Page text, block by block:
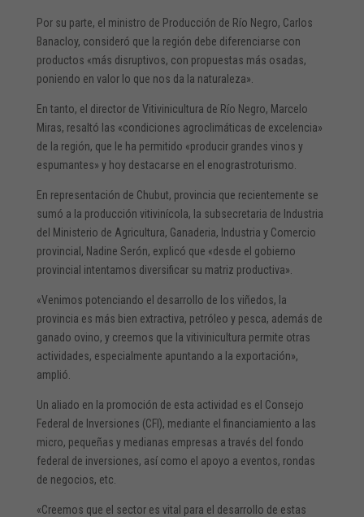
Por su parte, el ministro de Producción de Río Negro, Carlos
Banacloy, consideró que la región debe diferenciarse con
productos «más disruptivos, con propuestas más osadas,
poniendo en valor lo que nos da la naturaleza».
En tanto, el director de Vitivinicultura de Río Negro, Marcelo
Miras, resaltó las «condiciones agroclimáticas de excelencia»
de la región, que le ha permitido «producir grandes vinos y
espumantes» y hoy destacarse en el enograstroturismo.
En representación de Chubut, provincia que recientemente se
sumó a la producción vitivinícola, la subsecretaria de Industria
del Ministerio de Agricultura, Ganaderia, Industria y Comercio
provincial, Nadine Serón, explicó que «desde el gobierno
provincial intentamos diversificar su matriz productiva».
«Venimos potenciando el desarrollo de los viñedos, la
provincia es más bien extractiva, petróleo y pesca, además de
ganado ovino, y creemos que la vitivinicultura permite otras
actividades, especialmente apuntando a la exportación»,
amplió.
Un aliado en la promoción de esta actividad es el Consejo
Federal de Inversiones (CFI), mediante el financiamiento a las
micro, pequeñas y medianas empresas a través del fondo
federal de inversiones, así como el apoyo a eventos, rondas
de negocios, etc.
«Creemos que el sector es vital para el desarrollo de estas